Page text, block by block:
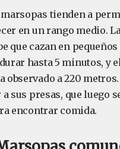
tienden a
en un rango medio.
que cazan en
hasta 5 minutos, y
a 220
sus presas, que luego
encontrar comida.